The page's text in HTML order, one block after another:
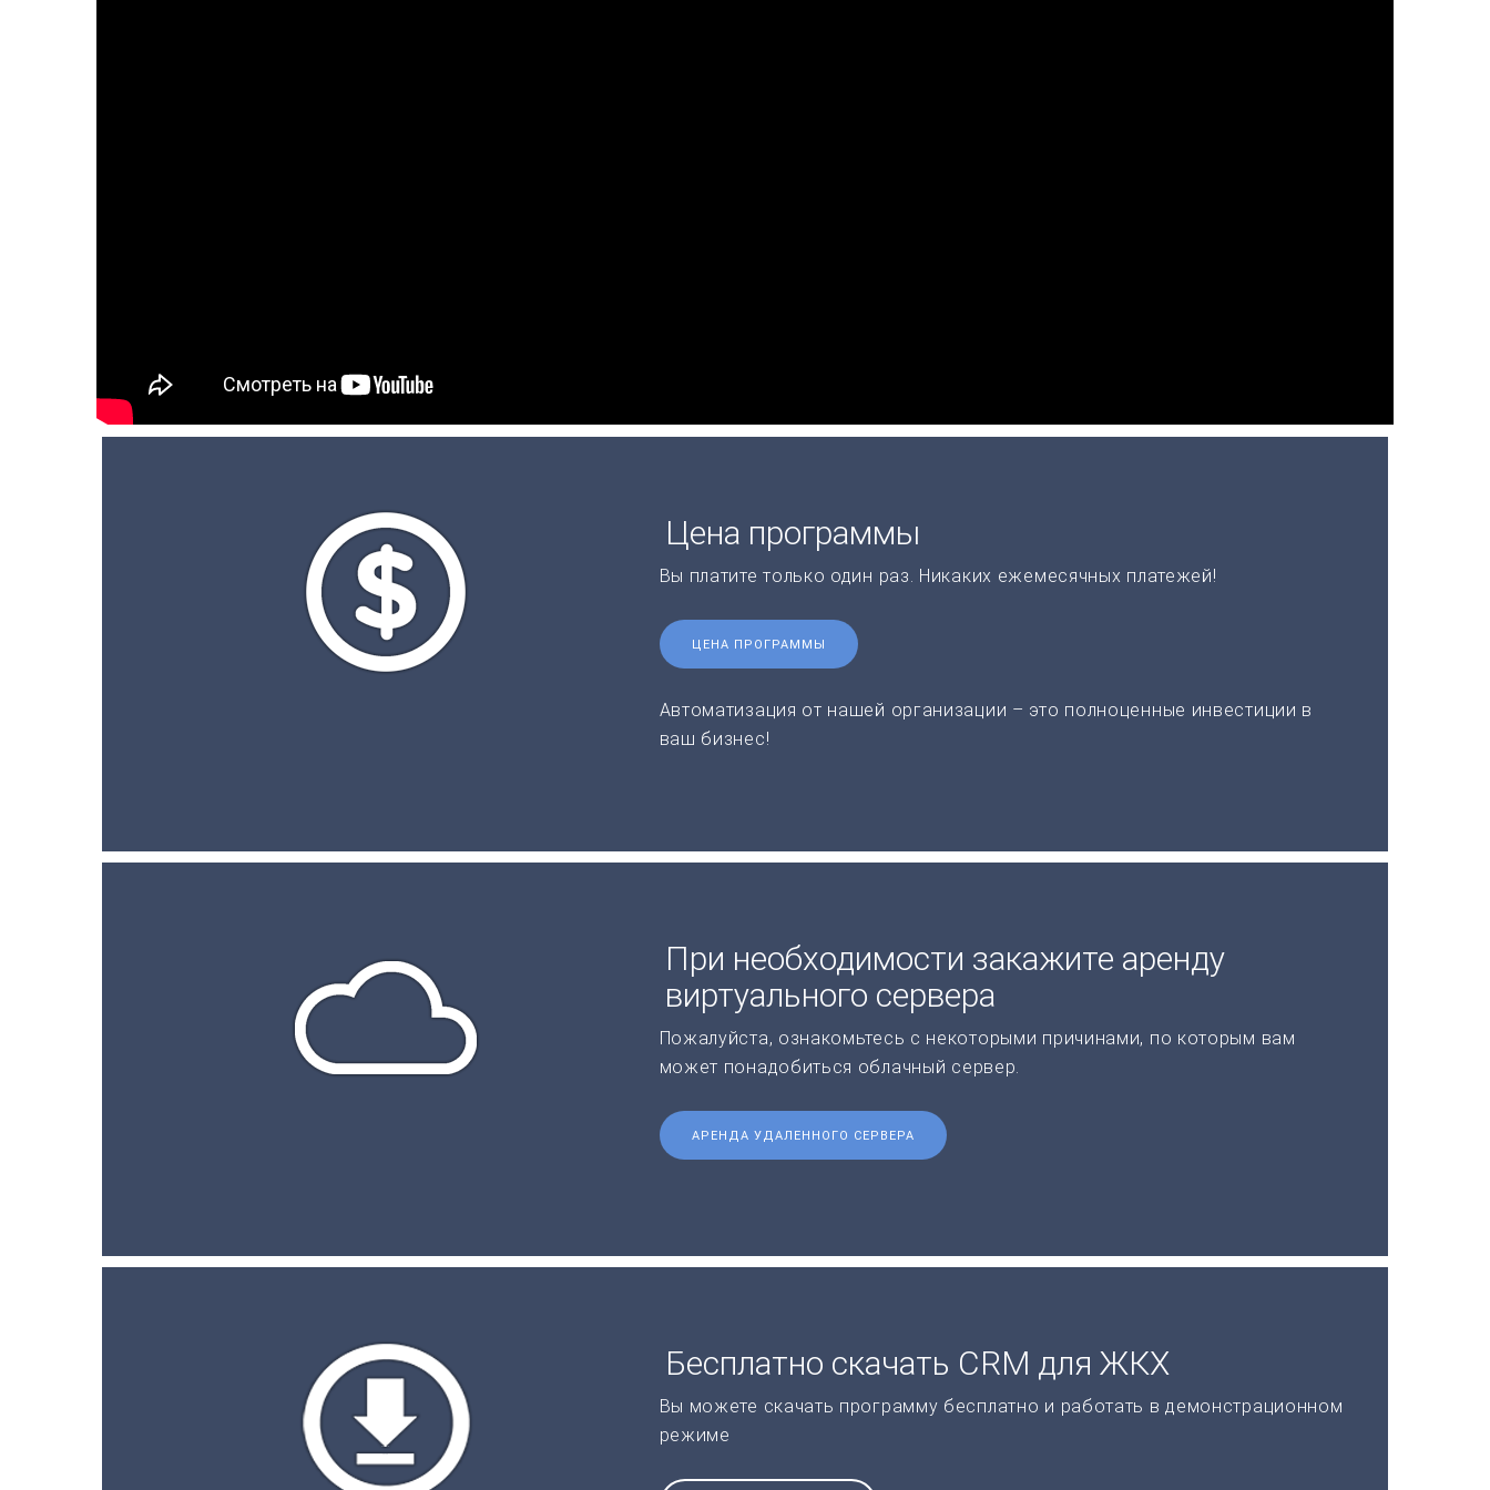
Цена программы
Вы платите только один раз. Никаких ежемесячных платежей!
ЦЕНА ПРОГРАММЫ
Автоматизация от нашей организации – это полноценные инвестиции в
ваш бизнес!
При необходимости закажите аренду
виртуального сервера
Пожалуйста, ознакомьтесь с некоторыми причинами, по которым вам
может понадобиться облачный сервер.
АРЕНДА УДАЛЕННОГО СЕРВЕРА
Бесплатно скачать CRM для ЖКХ
Вы можете скачать программу бесплатно и работать в демонстрационном
режиме